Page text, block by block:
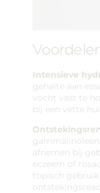
Intensieve
gehalte aan
vocht vast te
bij een vette
afnemen bij
eczeem of
topisch